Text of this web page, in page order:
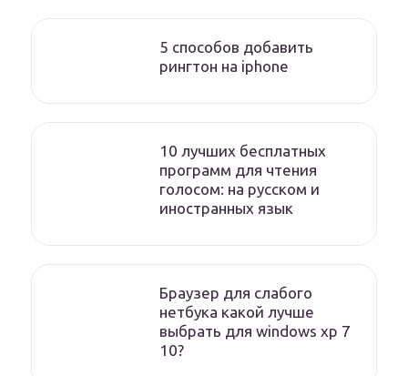
5 способов добавить
рингтон на iphone
10 лучших бесплатных
программ для чтения
голосом: на русском и
иностранных язык
Браузер для слабого
нетбука какой лучше
выбрать для windows xp 7
10?